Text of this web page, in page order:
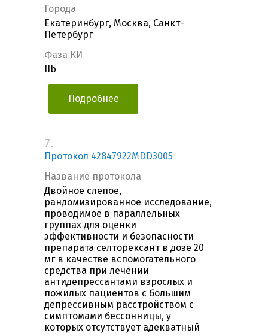
Города
Екатеринбург, Москва, Санкт-
Петербург
Фаза КИ
IIb
Подробнее
7.
Протокол 42847922MDD3005
Название протокола
Двойное слепое,
рандомизированное исследование,
проводимое в параллельных
группах для оценки
эффективности и безопасности
препарата селторексант в дозе 20
мг в качестве вспомогательного
средства при лечении
антидепрессантами взрослых и
пожилых пациентов с большим
депрессивным расстройством с
симптомами бессонницы, у
которых отсутствует адекватный